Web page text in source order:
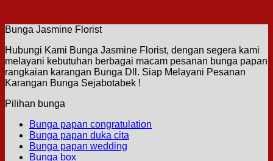
Bunga Jasmine Florist
Hubungi Kami Bunga Jasmine Florist, dengan segera kami
melayani kebutuhan berbagai macam pesanan bunga papan
rangkaian karangan Bunga Dll. Siap Melayani Pesanan
Karangan Bunga Sejabotabek !
Pilihan bunga
Bunga papan congratulation
Bunga papan duka cita
Bunga papan wedding
Bunga box